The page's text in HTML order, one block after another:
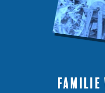
Familie